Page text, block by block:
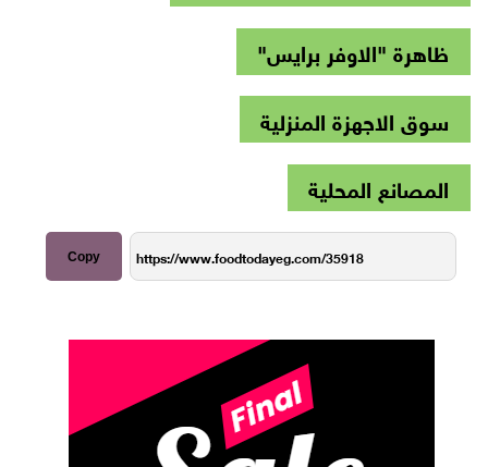
ظاهرة "الاوفر برايس"
سوق الاجهزة المنزلية
المصانع المحلية
Copy